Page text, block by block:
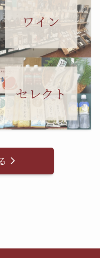
ワイン
セレクト